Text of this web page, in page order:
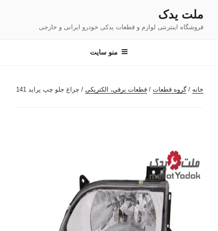
محتوا
ملت یدک
فروشگاه اینترنتی لوازم و قطعات یدکی خودرو ایرانی و خارجی
منو سایت
خانه /گروه قطعات / قطعات برقی، الکتریکی / چراغ جلو چپ پراید 141